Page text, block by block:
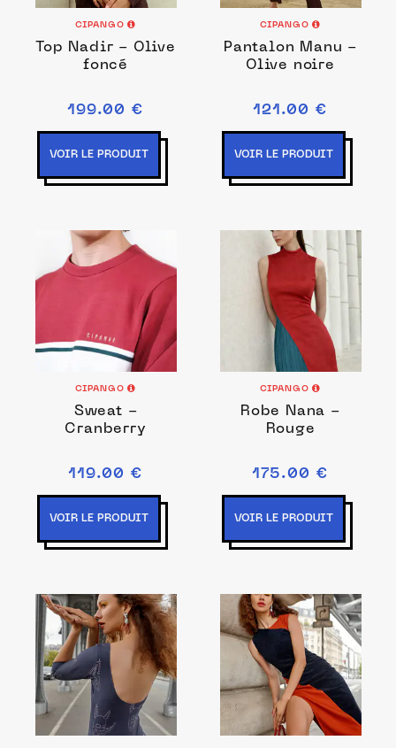
CIPANGO
Top Nadir - Olive
foncé
199.00 €
VOIR LE PRODUIT
CIPANGO
Pantalon Manu -
Olive noire
121.00 €
VOIR LE PRODUIT
CIPANGO
Sweat -
Cranberry
119.00 €
VOIR LE PRODUIT
CIPANGO
Robe Nana -
Rouge
175.00 €
VOIR LE PRODUIT